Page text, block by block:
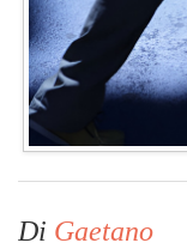
Di Gaetano